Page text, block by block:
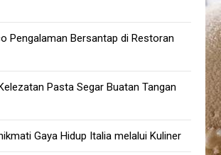
Pengalaman Bersantap di Restoran
Pasta Segar Buatan Tangan
Gaya Hidup Italia melalui Kuliner